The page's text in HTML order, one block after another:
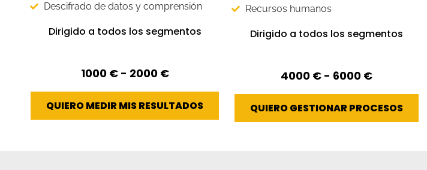
Descifrado de datos y comprensión
Dirigido a todos los segmentos
1000 € - 2000 €
QUIERO MEDIR MIS RESULTADOS
Recursos humanos
Dirigido a todos los segmentos
4000 € - 6000 €
QUIERO GESTIONAR PROCESOS